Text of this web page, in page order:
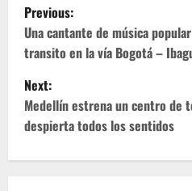
o
s
t
n
Previous:
Una cantante de música
transito en la vía Bogotá –
Next:
Medellín estrena un centro de
despierta todos los sentidos